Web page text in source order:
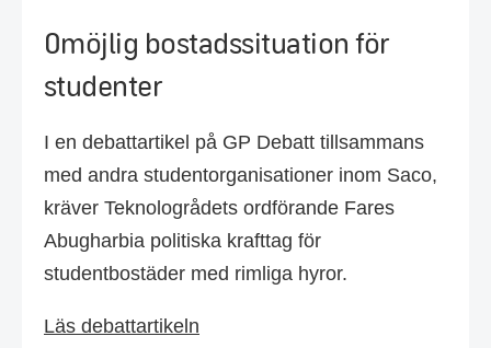
Omöjlig bostadssituation för
studenter
I en debattartikel på GP Debatt tillsammans
med andra studentorganisationer inom Saco,
kräver Teknologrådets ordförande Fares
Abugharbia politiska krafttag för
studentbostäder med rimliga hyror.
Läs debattartikeln